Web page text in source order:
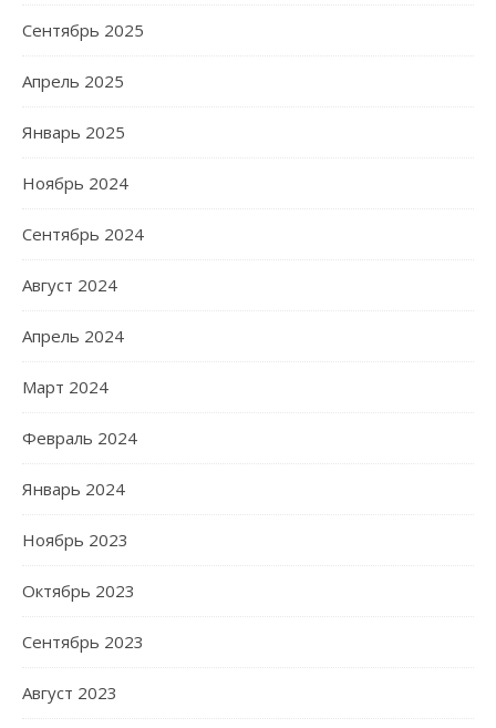
Сентябрь 2025
Апрель 2025
Январь 2025
Ноябрь 2024
Сентябрь 2024
Август 2024
Апрель 2024
Март 2024
Февраль 2024
Январь 2024
Ноябрь 2023
Октябрь 2023
Сентябрь 2023
Август 2023